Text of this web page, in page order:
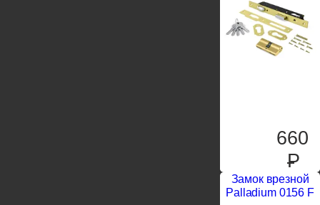
660
P
Замок врезной
Palladium 0156 F